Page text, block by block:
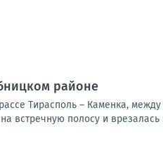
районе
Тирасполь – Каменка,
встречную полосу и